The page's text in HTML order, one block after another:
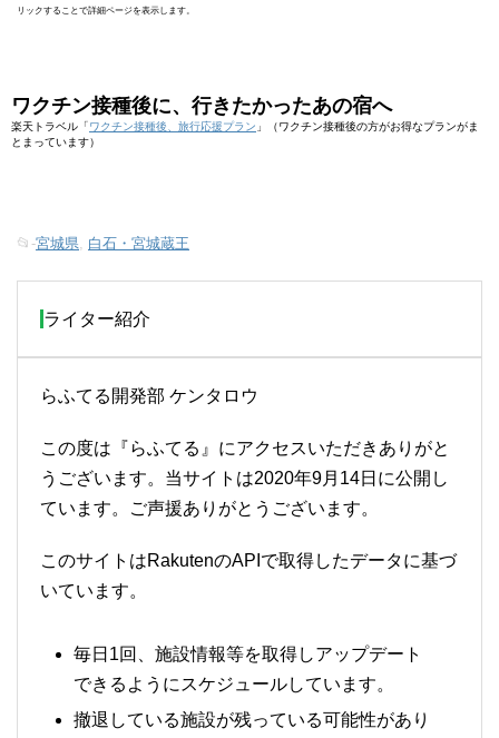
リックすることで詳細ページを表示します。
ワクチン接種後に、行きたかったあの宿へ
楽天トラベル「ワクチン接種後、旅行応援プラン 」（ワクチン接種後の方がお得なプランがま
とまっています）
📂-宮城県, 白石・宮城蔵王
ライター紹介
らふてる開発部 ケンタロウ
この度は『らふてる』にアクセスいただきありがと
うございます。当サイトは2020年9月14日に公開し
ています。ご声援ありがとうございます。
このサイトはRakutenのAPIで取得したデータに基づ
いています。
毎日1回、施設情報等を取得しアップデート
できるようにスケジュールしています。
撤退している施設が残っている可能性があり